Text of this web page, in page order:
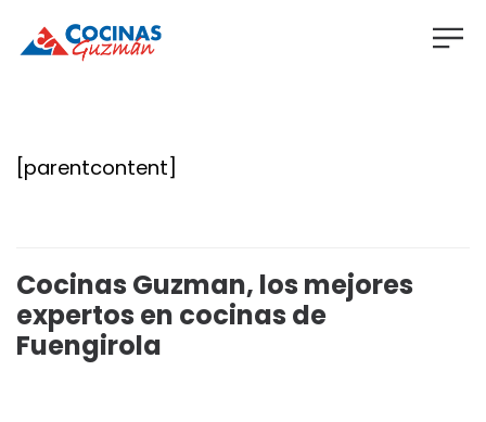
[parentcontent]
Cocinas Guzman, los mejores
expertos en cocinas de
Fuengirola